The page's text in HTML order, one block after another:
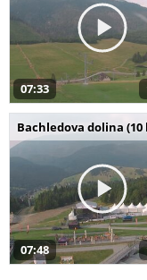
07:33
Bachledova dolina (10
07:48